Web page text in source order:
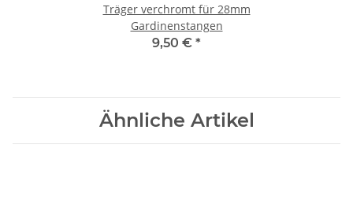
Träger verchromt für 28mm
Gardinenstangen
9,50 € *
Ähnliche Artikel